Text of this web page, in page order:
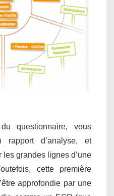
questionnaire, vous
rapport d’analyse, et
grandes lignes d’une
cette première
approfondie par une